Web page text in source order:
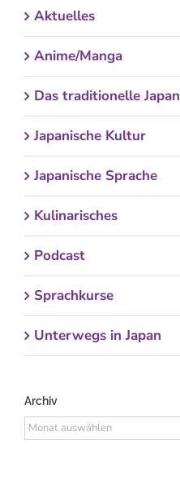
Aktuelles
Anime/Manga
Das traditionelle Japan
Japanische Kultur
Japanische Sprache
Kulinarisches
Podcast
Sprachkurse
Unterwegs in Japan
Archiv
Archiv